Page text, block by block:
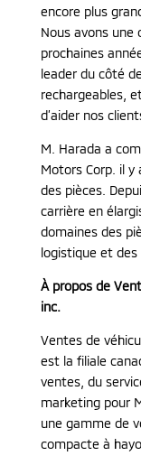
encore plus
Nous avons une
prochaines
leader du côté
rechargeables,
d’aider nos
M. Harada a
Motors Corp. il y
des pièces.
carrière en
domaines des
logistique et
À propos de
inc.
Ventes de
est la filiale
ventes, du
marketing pour
une gamme de
compacte à